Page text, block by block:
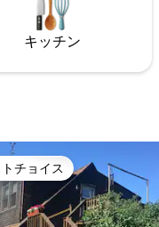
キッチン
ゲストチョイスです。
チョイス